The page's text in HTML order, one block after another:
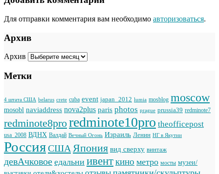
Для отправки комментария вам необходимо авторизоваться.
Архив
Архив
Метки
4 штата США belarus crete cuba event japan_2012 lumia mosblog moscow
mosobl naviaddress nova2plus paris photos prague prussia39 redminote7
redminote8proredminote10pro theofficepost
usa_2008 ВДНХ Валдай Вечный Огонь Израиль Ленин НГ в Якутии
РоссияСША Япония вид сверху винтаж
девАчковое едальни ивенткино метро мосты музеи/